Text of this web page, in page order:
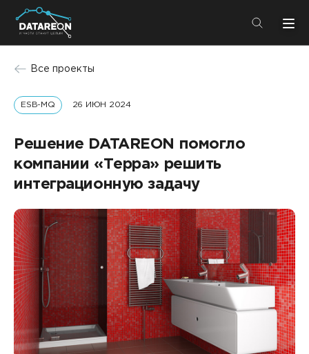
+7 (495) 280-08-01
Услуги
Решения
Партнеры
Компания
О компании
Карьера
Контакты
Клиенты и проекты
Решения
DATAREON Platform
DATAREON ESB
Пресс-центр
Новости
Услуги
Все проекты
ESB-MQ 26 ИЮН 2024
Решение DATAREON помогло
компании «Терра» решить
интеграционную задачу